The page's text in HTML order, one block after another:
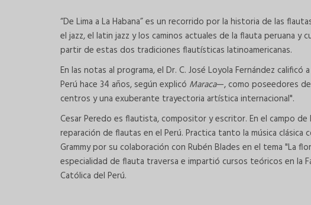
“De Lima a La Habana” es un recorrido por la historia de las
el jazz, el latin jazz y los caminos actuales de la flauta peruana y
partir de estas dos tradiciones flautísticas latinoamericanas.
En las notas al programa, el Dr. C. José Loyola Fernández
Perú hace 34 años, según explicó Maraca—, como poseedores
centros y una exuberante trayectoria artística internacional".
Cesar Peredo es flautista, compositor y escritor. En el campo
reparación de flautas en el Perú. Practica tanto la música
Grammy por su colaboración con Rubén Blades en el tema "La
especialidad de flauta traversa e impartió cursos teóricos en la
Católica del Perú.